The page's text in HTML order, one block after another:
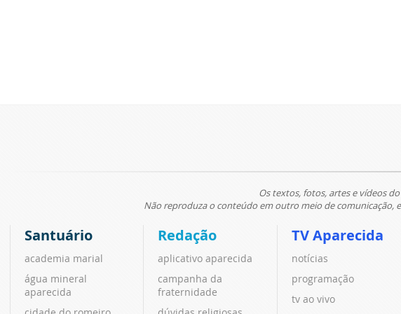
Os textos, fotos, artes e vídeos
Não reproduza o conteúdo em outro meio de comunicação,
Santuário
academia marial
água mineral
aparecida
Redação
aplicativo aparecida
campanha da
fraternidade
TV Aparecida
notícias
programação
tv ao vivo